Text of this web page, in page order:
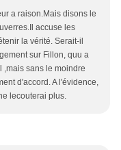
a raison.Mais disons le
accuse les
la vérité. Serait-il
sur Fillon, quu a
,mais sans le moindre
d'accord. A l'évidence,
lecouterai plus.